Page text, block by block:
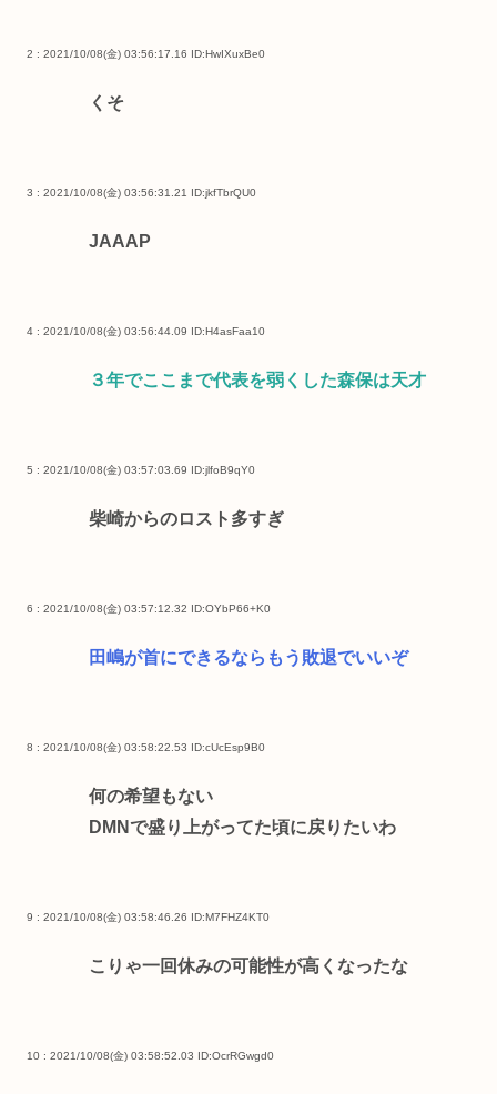
2 : 2021/10/08(金) 03:56:17.16 ID:HwIXuxBe0
くそ
3 : 2021/10/08(金) 03:56:31.21 ID:jkfTbrQU0
JAAAP
4 : 2021/10/08(金) 03:56:44.09 ID:H4asFaa10
３年でここまで代表を弱くした森保は天才
5 : 2021/10/08(金) 03:57:03.69 ID:jlfoB9qY0
柴崎からのロスト多すぎ
6 : 2021/10/08(金) 03:57:12.32 ID:OYbP66+K0
田嶋が首にできるならもう敗退でいいぞ
8 : 2021/10/08(金) 03:58:22.53 ID:cUcEsp9B0
何の希望もない
DMNで盛り上がってた頃に戻りたいわ
9 : 2021/10/08(金) 03:58:46.26 ID:M7FHZ4KT0
こりゃ一回休みの可能性が高くなったな
10 : 2021/10/08(金) 03:58:52.03 ID:OcrRGwgd0